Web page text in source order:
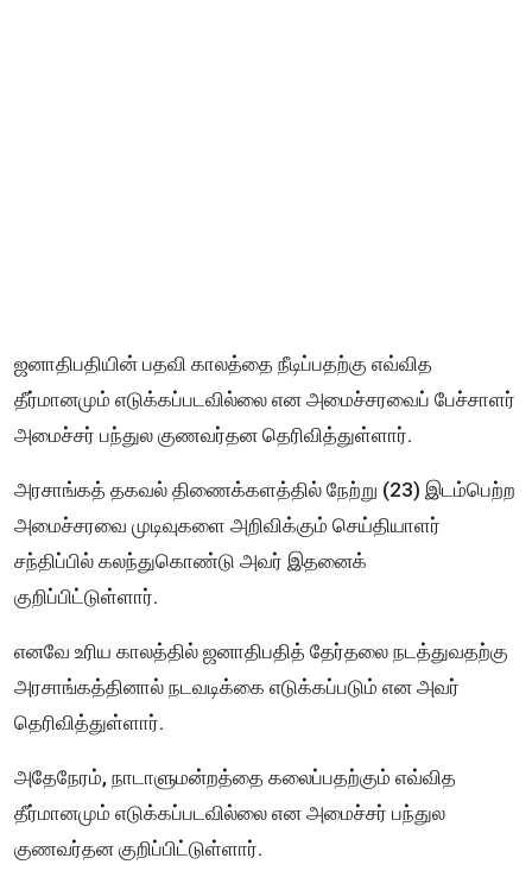
ஜனாதிபதியின் பதவி காலத்தை நீடிப்பதற்கு எவ்வித
தீர்மானமும் எடுக்கப்படவில்லை என அமைச்சரவைப் பேச்சாளர்
அமைச்சர் பந்துல குணவர்தன தெரிவித்துள்ளார்.
அரசாங்கத் தகவல் திணைக்களத்தில் நேற்று (23) இடம்பெற்ற
அமைச்சரவை முடிவுகளை அறிவிக்கும் செய்தியாளர்
சந்திப்பில் கலந்துகொண்டு அவர் இதனைக்
குறிப்பிட்டுள்ளார்.
எனவே உரிய காலத்தில் ஜனாதிபதித் தேர்தலை நடத்துவதற்கு
அரசாங்கத்தினால் நடவடிக்கை எடுக்கப்படும் என அவர்
தெரிவித்துள்ளார்.
அதேநேரம், நாடாளுமன்றத்தை கலைப்பதற்கும் எவ்வித
தீர்மானமும் எடுக்கப்படவில்லை என அமைச்சர் பந்துல
குணவர்தன குறிப்பிட்டுள்ளார்.